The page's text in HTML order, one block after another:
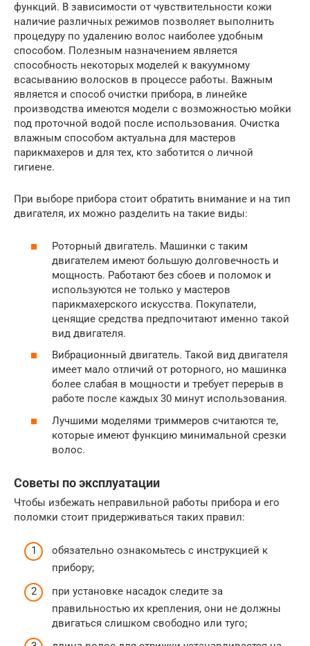
функций. В зависимости от чувствительности кожи
наличие различных режимов позволяет выполнить
процедуру по удалению волос наиболее удобным
способом. Полезным назначением является
способность некоторых моделей к вакуумному
всасыванию волосков в процессе работы. Важным
является и способ очистки прибора, в линейке
производства имеются модели с возможностью мойки
под проточной водой после использования. Очистка
влажным способом актуальна для мастеров
парикмахеров и для тех, кто заботится о личной
гигиене.
При выборе прибора стоит обратить внимание и на тип
двигателя, их можно разделить на такие виды:
Роторный двигатель. Машинки с таким
двигателем имеют большую долговечность и
мощность. Работают без сбоев и поломок и
используются не только у мастеров
парикмахерского искусства. Покупатели,
ценящие средства предпочитают именно такой
вид двигателя.
Вибрационный двигатель. Такой вид двигателя
имеет мало отличий от роторного, но машинка
более слабая в мощности и требует перерыв в
работе после каждых 30 минут использования.
Лучшими моделями триммеров считаются те,
которые имеют функцию минимальной срезки
волос.
Советы по эксплуатации
Чтобы избежать неправильной работы прибора и его
поломки стоит придерживаться таких правил:
обязательно ознакомьтесь с инструкцией к
прибору;
при установке насадок следите за
правильностью их крепления, они не должны
двигаться слишком свободно или туго;